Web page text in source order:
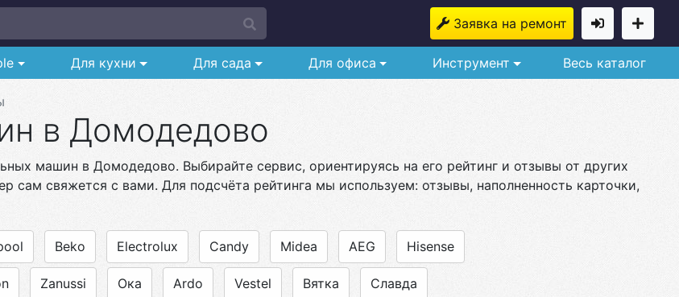
Заявка на ремонт
Для кухни Для сада Для офиса Инструмент Весь каталог
в Домодедово
машин в Домодедово. Выбирайте сервис, ориентируясь на его рейтинг и отзывы от других
сам свяжется с вами. Для подсчёта рейтинга мы используем: отзывы, наполненность карточки,
Beko Electrolux Candy Midea AEG Hisense
Zanussi Ока Ardo Vestel Вятка Славда